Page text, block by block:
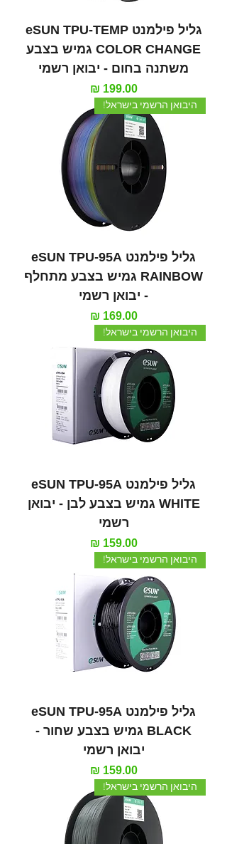
גליל פילמנט eSUN TPU-TEMP
COLOR CHANGE גמיש בצבע
משתנה בחום - יבואן רשמי
מחיר‏199.00 ‏₪
היבואן הרשמי בישראל!
גליל פילמנט eSUN TPU-95A
RAINBOW גמיש בצבע מתחלף
- יבואן רשמי
מחיר‏169.00 ‏₪
היבואן הרשמי בישראל!
גליל פילמנט eSUN TPU-95A
WHITE גמיש בצבע לבן - יבואן
רשמי
מחיר‏159.00 ‏₪
היבואן הרשמי בישראל!
גליל פילמנט eSUN TPU-95A
BLACK גמיש בצבע שחור -
יבואן רשמי
מחיר‏159.00 ‏₪
היבואן הרשמי בישראל!